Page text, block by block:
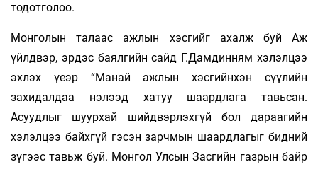
тодотголоо.
Монголын талаас ажлын хэсгийг ахалж буй Аж
үйлдвэр, эрдэс баялгийн сайд Г.Дамдинням хэлэлцээ
эхлэх үеэр “Манай ажлын хэсгийнхэн сүүлийн
захидалдаа нэлээд хатуу шаардлага тавьсан.
Асуудлыг шуурхай шийдвэрлэхгүй бол дараагийн
хэлэлцээ байхгүй гэсэн зарчмын шаардлагыг бидний
зүгээс тавьж буй. Монгол Улсын Засгийн газрын байр